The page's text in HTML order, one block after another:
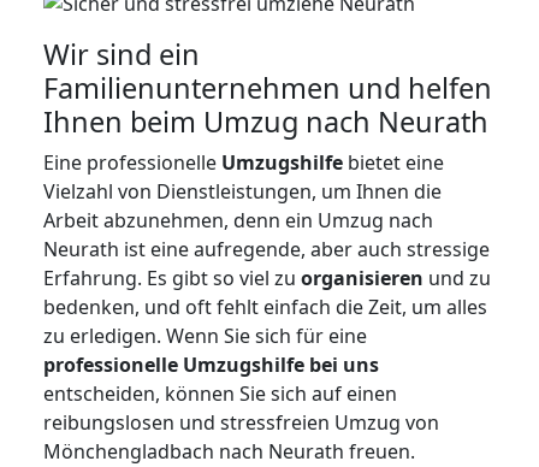
Wir sind ein
Familienunternehmen und helfen
Ihnen beim Umzug nach Neurath
Eine professionelle Umzugshilfe bietet eine
Vielzahl von Dienstleistungen, um Ihnen die
Arbeit abzunehmen, denn ein Umzug nach
Neurath ist eine aufregende, aber auch stressige
Erfahrung. Es gibt so viel zu organisieren und zu
bedenken, und oft fehlt einfach die Zeit, um alles
zu erledigen. Wenn Sie sich für eine
professionelle Umzugshilfe bei uns
entscheiden, können Sie sich auf einen
reibungslosen und stressfreien Umzug von
Mönchengladbach nach Neurath freuen.